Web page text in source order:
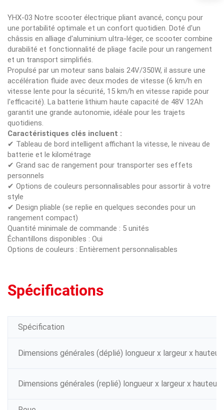
YHX-03 Notre scooter électrique pliant avancé, conçu pour
une portabilité optimale et un confort quotidien. Doté d'un
châssis en alliage d'aluminium ultra-léger, ce scooter combine
durabilité et fonctionnalité de pliage facile pour un rangement
et un transport simplifiés.
Propulsé par un moteur sans balais 24V/350W, il assure une
accélération fluide avec deux modes de vitesse (6 km/h en
vitesse lente pour la sécurité, 15 km/h en vitesse rapide pour
l'efficacité). La batterie lithium haute capacité de 48V 12Ah
garantit une grande autonomie, idéale pour les trajets
quotidiens.
Caractéristiques clés incluent :
✔ Tableau de bord intelligent affichant la vitesse, le niveau de
batterie et le kilométrage
✔ Grand sac de rangement pour transporter ses effets
personnels
✔ Options de couleurs personnalisables pour assortir à votre
style
✔ Design pliable (se replie en quelques secondes pour un
rangement compact)
Quantité minimale de commande : 5 unités
Échantillons disponibles : Oui
Options de couleurs : Entièrement personnalisables
Spécifications
Spécification
Dimensions générales (déplié) longueur x largeur x hauteur
Dimensions générales (replié) longueur x largeur x hauteur